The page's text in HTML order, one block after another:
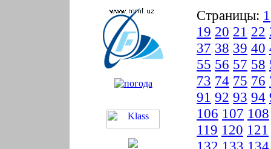
Страницы: 1
19 20 21 22
37 38 39 40
55 56 57 58
73 74 75 76
91 92 93 94
106 107 108
119 120 121